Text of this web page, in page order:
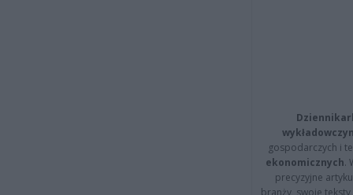
gospodarczych i
ekonomicznych.
precyzyjne